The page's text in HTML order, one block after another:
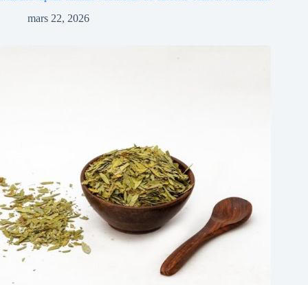
mars 22, 2026